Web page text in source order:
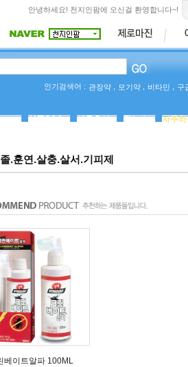
안녕하세요! 천지인팜에 오신걸 환영합니다~!
인기검색어 : 관장약 모기약 비타민 구
상품Q&A 사용후기 팜뉴스
자주
.훈연.살충.살서.기피제
베이트알파 100ML